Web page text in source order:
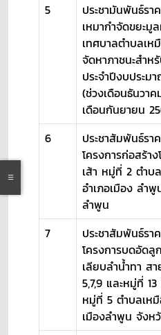
5
ประชามันพันธ์รา
เหมากำจัดขยะ
เทศบาลตำบลเ
จัดหาภาชนะสำห
ประจำปีงบประม
(ช่วงเดือนธันวา
เดือนกันยายน
6
ประชาสัมพันธ์รา
โครงการก่อสร้า
เส้า หมู่ที่ 2 ตำบ
อำเภอเมือง ลำ
ลำพูน
7
ประชาสัมพันธ์รา
โครงการบดอัดลู
เลียบลำน้ำทา ส
5,7,9 และหมู่ที่
หมู่ที่ 5 ตำบลเห
เมืองลำพูน จังห